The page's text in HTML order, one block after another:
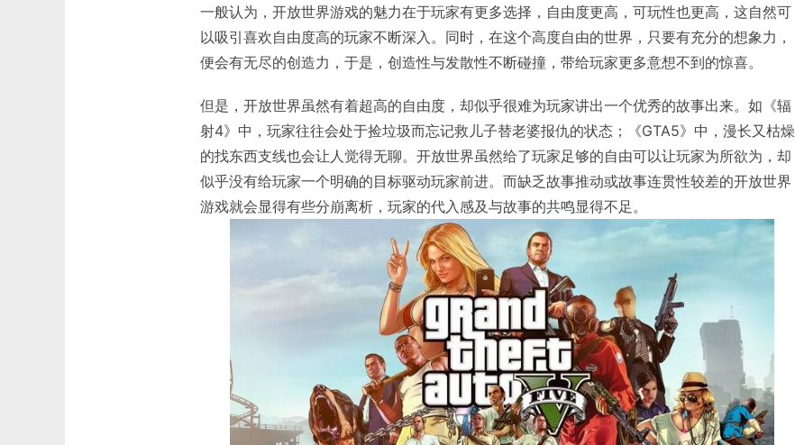
一般认为，开放世界游戏的魅力在于玩家有更多选择，自由度更高，可玩性也更高，这自然可
以吸引喜欢自由度高的玩家不断深入。同时，在这个高度自由的世界，只要有充分的想象力，
便会有无尽的创造力，于是，创造性与发散性不断碰撞，带给玩家更多意想不到的惊喜。
但是，开放世界虽然有着超高的自由度，却似乎很难为玩家讲出一个优秀的故事出来。如《辐
射4》中，玩家往往会处于捡垃圾而忘记救儿子替老婆报仇的状态；《GTA5》中，漫长又枯燥
的找东西支线也会让人觉得无聊。开放世界虽然给了玩家足够的自由可以让玩家为所欲为，却
似乎没有给玩家一个明确的目标驱动玩家前进。而缺乏故事推动或故事连贯性较差的开放世界
游戏就会显得有些分崩离析，玩家的代入感及与故事的共鸣显得不足。